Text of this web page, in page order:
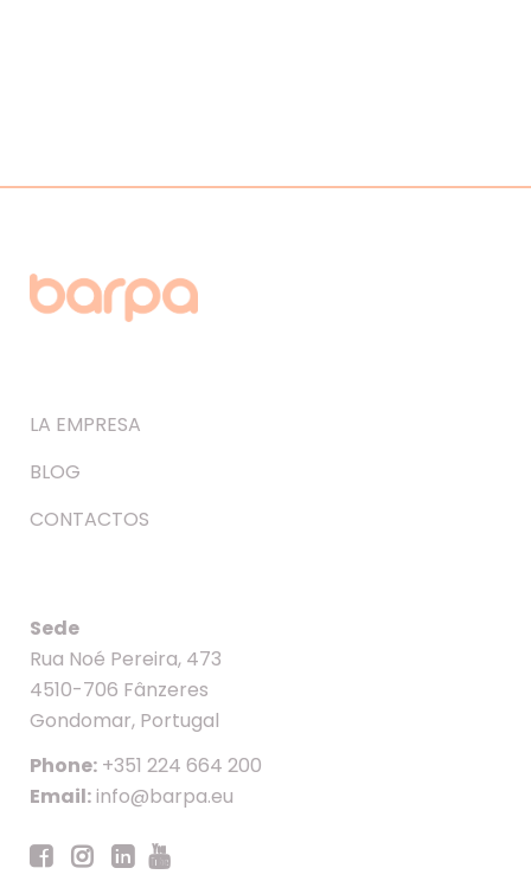
LA EMPRESA
BLOG
CONTACTOS
Sede
Rua Noé Pereira, 473
4510-706 Fânzeres
Gondomar, Portugal
Phone: +351 224 664 200
Email:info@barpa.eu